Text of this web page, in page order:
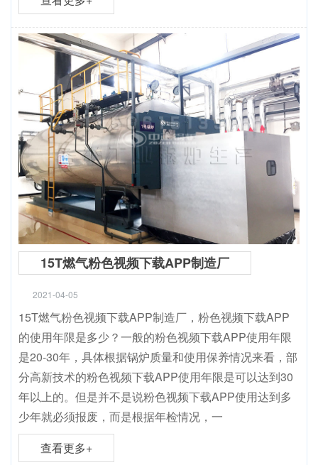
15T燃气粉色视频下载APP制造厂
2021-04-05
15T燃气粉色视频下载APP制造厂，粉色视频下载APP
的使用年限是多少？一般的粉色视频下载APP使用年限
是20-30年，具体根据锅炉质量和使用保养情况来看，部
分高新技术的粉色视频下载APP使用年限是可以达到30
年以上的。但是并不是说粉色视频下载APP使用达到多
少年就必须报废，而是根据年检情况，一
查看更多+